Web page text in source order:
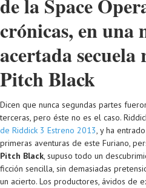
de la Space
crónicas, en una
acertada secuela
Pitch Black
Dicen que nunca segundas partes
terceras, pero éste no es el caso.
de Riddick 3 Estreno 2013, y ha
primeras aventuras de este Furiano,
Pitch Black, supuso todo un
ficción sencilla, sin demasiadas
un acierto. Los productores, ávidos de